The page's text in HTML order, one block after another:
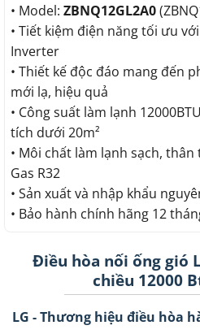
• Model: ZBNQ12GL2A0
• Tiết kiệm điện năng tối ưu
Inverter
• Thiết kế độc đáo mang đến
mới lạ, hiệu quả
• Công suất làm lạnh
tích dưới 20m²
• Môi chất làm lạnh sạch,
Gas R32
• Sản xuất và nhập khẩu
• Bảo hành chính hãng 12
Điều hòa nối ống gió
chiều 12000
LG - Thương hiệu điều hòa